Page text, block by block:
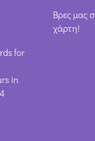
for
in
Βρες μας
χάρτη!